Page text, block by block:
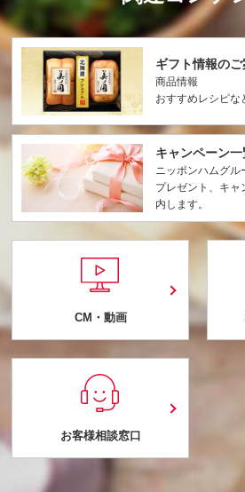
ギフト情報の
商品情報
おすすめレシピな
キャンペーン一
ニッポンハムグ
プレゼント、キャ
内します。
CM・動画
お客様相談窓口